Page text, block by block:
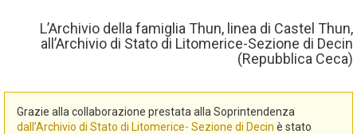
L’Archivio della famiglia Thun, linea di Castel Thun,
all’Archivio di Stato di Litomerice-Sezione di Decin
(Repubblica Ceca)
Grazie alla collaborazione prestata alla Soprintendenza
dall’Archivio di Stato di Litomerice- Sezione di Decin è stato